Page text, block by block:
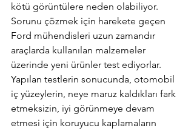
kötü görüntülere neden olabiliyor.
Sorunu çözmek için harekete geçen
Ford mühendisleri uzun zamandır
araçlarda kullanılan malzemeler
üzerinde yeni ürünler test ediyorlar.
Yapılan testlerin sonucunda, otomobil
iç yüzeylerin, neye maruz kaldıkları fark
etmeksizin, iyi görünmeye devam
etmesi için koruyucu kaplamaların